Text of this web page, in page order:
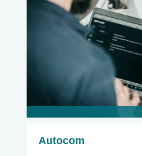
Autocom